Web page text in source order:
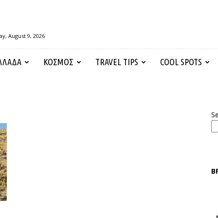
August 9, 2026
ΚΟΣΜΟΣ TRAVEL TIPS COOL SPOTS